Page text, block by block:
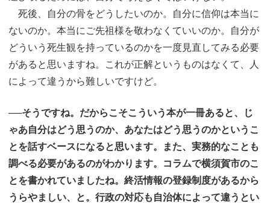
死後、自分の骨をどうしたいのか。自分に信仰は本当に
ないのか。本当にご先祖様を敬わなくていいのか。自分が
どういう死生観を持っているのかを一度見直してみる必要
があると思いますね。これが正解というものはなくて、人
によって違うから難しいですけど。
──そうですね。だからこそこういう本が一冊あると、じ
ゃあ自分はどう思うのか、あなたはどう思うのかというこ
とを話すベースになると思います。また、実務的なことも
調べる必要があるのがわかります。コラムで横須賀市のこ
とを書かれていましたね。終活情報の登録制度があるから
うらやましい、と。行政の対応も自治体によって違うとい